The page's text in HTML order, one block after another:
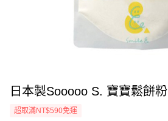
日本製Sooooo S. 寶寶鬆餅粉
超取滿NT$590免運